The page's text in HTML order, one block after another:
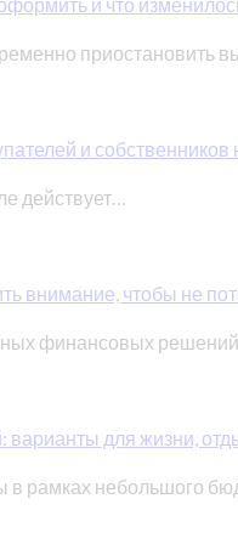
приостановить
и
действует…
внимание, чтобы не
финансовых
для жизни,
рамках небольшого